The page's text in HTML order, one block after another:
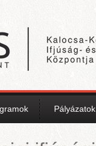
Pályázatok